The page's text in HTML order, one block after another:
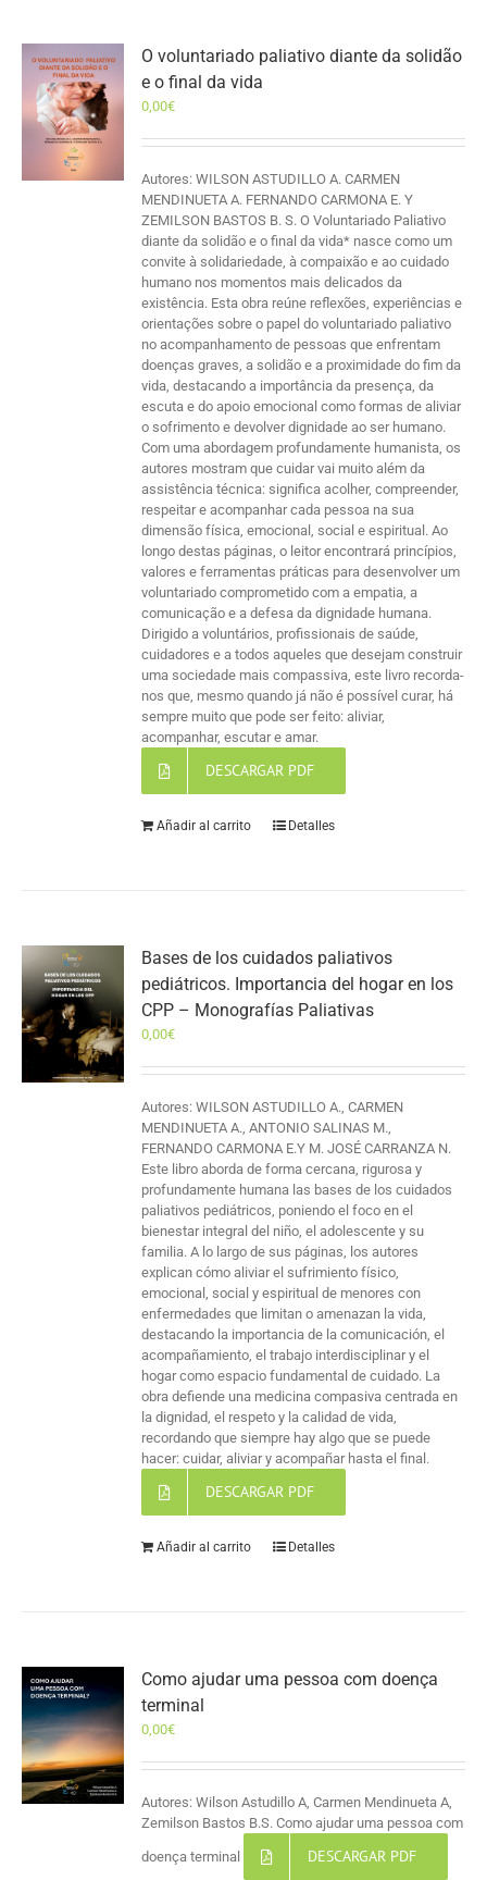
O voluntariado paliativo diante da solidão
e o final da vida
0,00€
Autores: WILSON ASTUDILLO A. CARMEN
MENDINUETA A. FERNANDO CARMONA E. Y
ZEMILSON BASTOS B. S. O Voluntariado Paliativo
diante da solidão e o final da vida* nasce como um
convite à solidariedade, à compaixão e ao cuidado
humano nos momentos mais delicados da
existência. Esta obra reúne reflexões, experiências e
orientações sobre o papel do voluntariado paliativo
no acompanhamento de pessoas que enfrentam
doenças graves, a solidão e a proximidade do fim da
vida, destacando a importância da presença, da
escuta e do apoio emocional como formas de aliviar
o sofrimento e devolver dignidade ao ser humano.
Com uma abordagem profundamente humanista, os
autores mostram que cuidar vai muito além da
assistência técnica: significa acolher, compreender,
respeitar e acompanhar cada pessoa na sua
dimensão física, emocional, social e espiritual. Ao
longo destas páginas, o leitor encontrará princípios,
valores e ferramentas práticas para desenvolver um
voluntariado comprometido com a empatia, a
comunicação e a defesa da dignidade humana.
Dirigido a voluntários, profissionais de saúde,
cuidadores e a todos aqueles que desejam construir
uma sociedade mais compassiva, este livro recorda-
nos que, mesmo quando já não é possível curar, há
sempre muito que pode ser feito: aliviar,
acompanhar, escutar e amar.
DESCARGAR PDF
Añadir al carrito Detalles
Bases de los cuidados paliativos
pediátricos. Importancia del hogar en los
CPP – Monografías Paliativas
0,00€
Autores: WILSON ASTUDILLO A., CARMEN
MENDINUETA A., ANTONIO SALINAS M.,
FERNANDO CARMONA E.Y M. JOSÉ CARRANZA N.
Este libro aborda de forma cercana, rigurosa y
profundamente humana las bases de los cuidados
paliativos pediátricos, poniendo el foco en el
bienestar integral del niño, el adolescente y su
familia. A lo largo de sus páginas, los autores
explican cómo aliviar el sufrimiento físico,
emocional, social y espiritual de menores con
enfermedades que limitan o amenazan la vida,
destacando la importancia de la comunicación, el
acompañamiento, el trabajo interdisciplinar y el
hogar como espacio fundamental de cuidado. La
obra defiende una medicina compasiva centrada en
la dignidad, el respeto y la calidad de vida,
recordando que siempre hay algo que se puede
hacer: cuidar, aliviar y acompañar hasta el final.
DESCARGAR PDF
Añadir al carrito Detalles
Como ajudar uma pessoa com doença
terminal
0,00€
Autores: Wilson Astudillo A, Carmen Mendinueta A,
Zemilson Bastos B.S. Como ajudar uma pessoa com
doença terminal DESCARGAR PDF